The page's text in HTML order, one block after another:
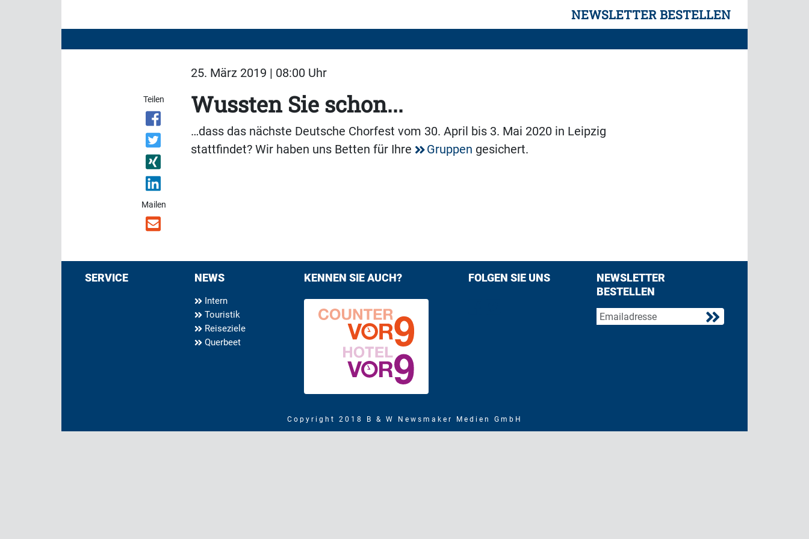
NEWSLETTER BESTELLEN
25. März 2019 | 08:00 Uhr
Teilen
Mailen
Wussten Sie schon...
…dass das nächste Deutsche Chorfest vom 30. April bis 3. Mai 2020 in Leipzig
stattfindet? Wir haben uns Betten für Ihre
Gruppen gesichert.
SERVICE NEWS
Intern
Touristik
Reiseziele
Querbeet
KENNEN SIE AUCH? FOLGEN SIE UNS
NEWSLETTER
BESTELLEN
Copyright 2018 B & W Newsmaker Medien GmbH